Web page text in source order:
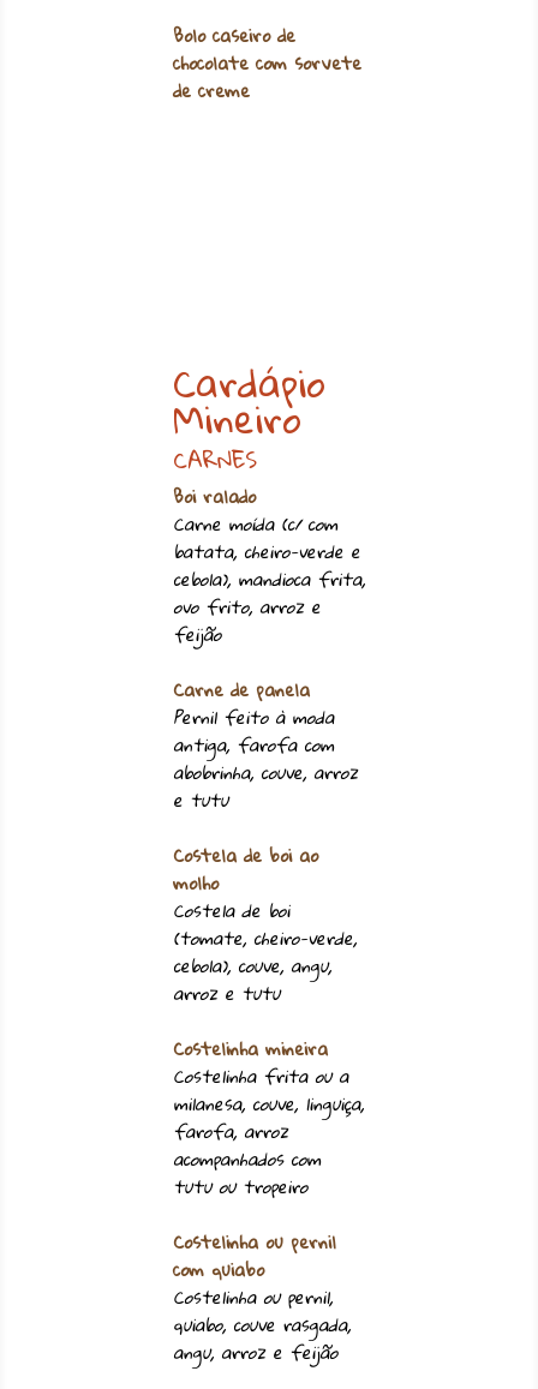
Bolo caseiro de
chocolate com sorvete
de creme
Cardápio
Mineiro
CARNES
Boi ralado
Carne moída (c/ com
batata, cheiro-verde e
cebola), mandioca frita,
ovo frito, arroz e
feijão
Carne de panela
Pernil feito à moda
antiga, farofa com
abobrinha, couve, arroz
e tutu
Costela de boi ao
molho
Costela de boi
(tomate, cheiro-verde,
cebola), couve, angu,
arroz e tutu
Costelinha mineira
Costelinha frita ou a
milanesa, couve, linguiça,
farofa, arroz
acompanhados com
tutu ou tropeiro
Costelinha ou pernil
com quiabo
Costelinha ou pernil,
quiabo, couve rasgada,
angu, arroz e feijão